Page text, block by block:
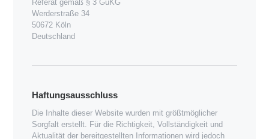
Referat gemäß § 3 GüKG
Werderstraße 34
50672 Köln
Deutschland
Haftungsausschluss
Die Inhalte dieser Website wurden mit größtmöglicher
Sorgfalt erstellt. Für die Richtigkeit, Vollständigkeit und
Aktualität der bereitgestellten Informationen wird jedoch